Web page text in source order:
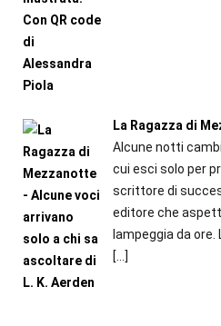
La Ragazza di
Alcune notti
cui esci solo per
scrittore di
editore che
lampeggia da ore.
[…]